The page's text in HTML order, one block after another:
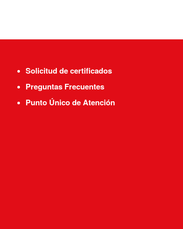
Solicitud de certificados
Preguntas Frecuentes
Punto Único de Atención